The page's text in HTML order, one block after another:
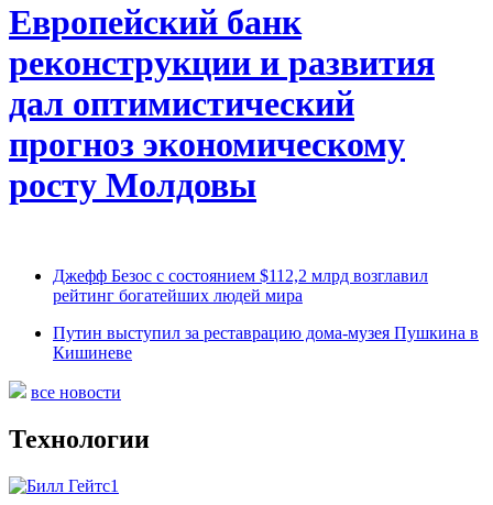
Европейский банк
реконструкции и развития
дал оптимистический
прогноз экономическому
росту Молдовы
Джефф Безос с состоянием $112,2 млрд возглавил
рейтинг богатейших людей мира
Путин выступил за реставрацию дома-музея Пушкина в
Кишиневе
все новости
Технологии